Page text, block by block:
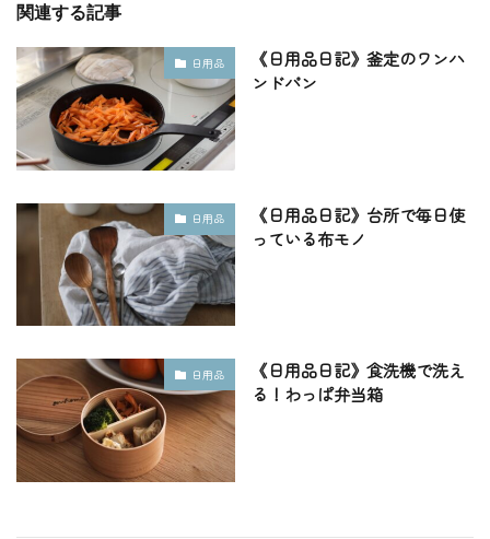
関連する記事
日用品
《日用品日記》釜定のワンハ
ンドパン
日用品
《日用品日記》台所で毎日使
っている布モノ
日用品
《日用品日記》食洗機で洗え
る！わっぱ弁当箱